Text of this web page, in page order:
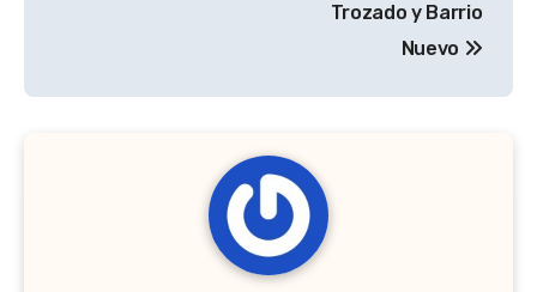
Trozado y Barrio
Nuevo